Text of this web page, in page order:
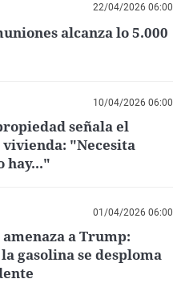
22/04/2026 06:00
alcanza lo 5.000
10/04/2026 06:00
señala el
"Necesita
hay..."
01/04/2026 06:00
a Trump:
gasolina se desploma